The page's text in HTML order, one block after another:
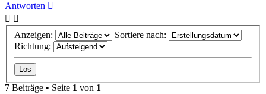
Antworten
Anzeigen:
Sortiere nach:
Richtung:
7 Beiträge • Seite 1 von 1